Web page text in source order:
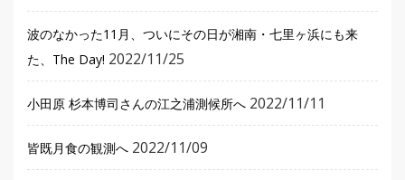
波のなかった11月、ついにその日が湘南・七里ヶ浜にも来
た、The Day! 2022/11/25
小田原 杉本博司さんの江之浦測候所へ 2022/11/11
皆既月食の観測へ 2022/11/09